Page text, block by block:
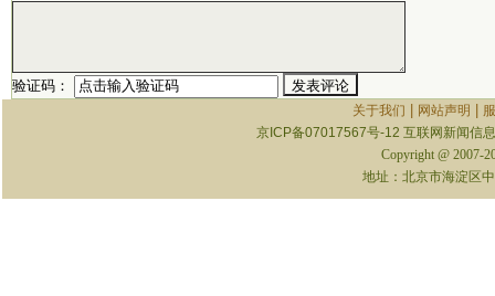
验证码：
关于我们 | 网站声明 |
京ICP备07017567号-12 互联网新闻信
Copyright @ 2007-
地址：北京市海淀区